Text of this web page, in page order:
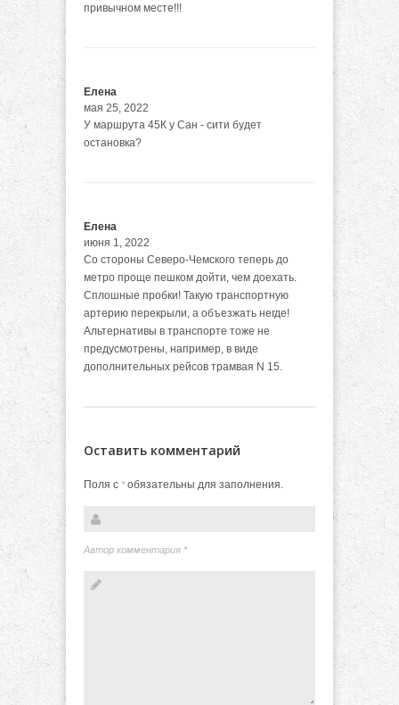
привычном месте!!!
Елена
мая 25, 2022
У маршрута 45К у Сан - сити будет
остановка?
Елена
июня 1, 2022
Со стороны Северо-Чемского теперь до
метро проще пешком дойти, чем доехать.
Сплошные пробки! Такую транспортную
артерию перекрыли, а объезжать негде!
Альтернативы в транспорте тоже не
предусмотрены, например, в виде
дополнительных рейсов трамвая N 15.
Оставить комментарий
Поля с *обязательны для заполнения.
Автор комментария *